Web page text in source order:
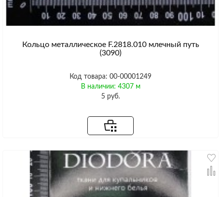
Кольцо металлическое F.2818.010 млечный путь
(3090)
Код товара: 00-00001249
В наличии: 4307 м
5 руб.